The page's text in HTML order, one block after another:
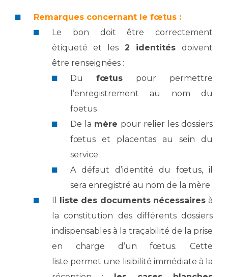
La Commission Des Usagers (CDU)
Les Comités Locaux des Usagers
Le projet des usagers
Nos indicateurs qualité et de sécurité des soins
Protection des données
Les recherches en santé à l’AP-HM
Lieu de santé sans tabac
Rôles et missions
Liste des marchés conclus
Documents utiles
Remarques concernant le fœtus :
Le bon doit être correctement
étiqueté et les 2 identitésdoivent
être renseignées :
Du fœtus pour permettre
l’enregistrement au nom du
foetus
De la mère pour relier les dossiers
fœtus et placentas au sein du
service
A défaut d’identité du fœtus, il
sera enregistré au nom de la mère
liste des documents nécessaires à
la constitution des différents dossiers
indispensables à la traçabilité de la prise
en charge d’un fœtus. Cette
liste permet une lisibilité immédiate à la